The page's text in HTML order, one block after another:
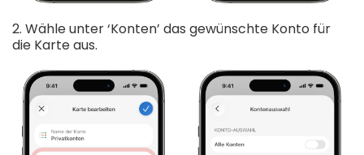
2. Wähle unter ‘Konten’ das gewünschte Konto für
die Karte aus.